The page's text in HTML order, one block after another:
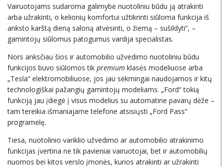
Vairuotojams sudaroma galimybė nuotoliniu būdu ją atrakinti
arba užrakinti, o kelionių komfortui užtikrinti siūloma funkcija iš
anksto karštą dieną saloną atvėsinti, o žiemą – sušildyti“, –
gamintojų siūlomus patogumus vardija specialistas.
Nors anksčiau šios ir automobilio užvedimo nuotoliniu būdu
funkcijos buvo siūlomos tik premium klasės modeliuose arba
„Tesla“ elektromobiliuose, jos jau sėkmingai naudojamos ir kitų
technologiškai pažangių gamintojų modeliams. „Ford“ tokią
funkciją jau įdiegė į visus modelius su automatine pavarų dėže –
tam tereikia išmaniajame telefone atsisiųsti „Ford Pass“
programėlę.
Tiesa, nuotolinio variklio užvedimo ar automobilio atrakinimo
funkcijas įvertina ne tik pavieniai vairuotojai, bet ir automobilių
nuomos bei kitos verslo įmonės, kurios atrakinti ar užrakinti